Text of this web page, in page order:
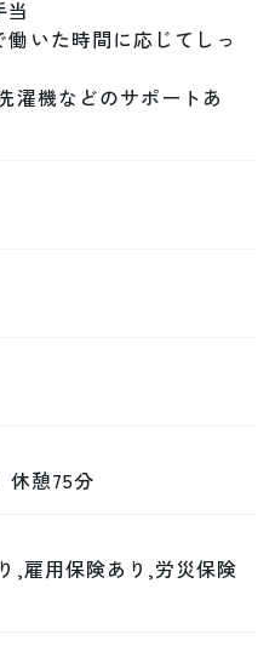
いた時間に応じてしっ
濯機などのサポートあ
休憩75分
,雇用保険あり,労災保険